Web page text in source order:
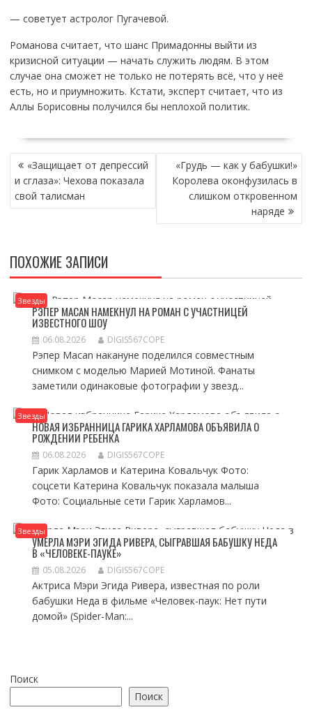
— советует астролог Пугачевой.
Романова считает, что шанс Примадонны выйти из
кризисной ситуации — начать служить людям. В этом
случае она сможет не только не потерять всё, что у неё
есть, но и приумножить. Кстати, эксперт считает, что из
Аллы Борисовны получился бы неплохой политик.
НАВИГАЦИЯ
ПО
ЗАПИСЯМ
«Защищает от депрессий
и сглаза»: Чехова показала
свой талисман
«Грудь — как у бабушки!»
Королева оконфузилась в
слишком откровенном
наряде
ПОХОЖИЕ ЗАПИСИ
Звезды
РЭПЕР MACAN НАМЕКНУЛ НА РОМАН С УЧАСТНИЦЕЙ
ИЗВЕСТНОГО ШОУ
06.08.2026 DIGIS567COPE
Рэпер Macan накануне поделился совместным
снимком с моделью Марией Мотиной. Фанаты
заметили одинаковые фотографии у звезд...
Звезды
НОВАЯ ИЗБРАННИЦА ГАРИКА ХАРЛАМОВА ОБЪЯВИЛА О
РОЖДЕНИИ РЕБЕНКА
06.08.2026 DIGIS567COPE
Гарик Харламов и Катерина Ковальчук Фото:
соцсети Катерина Ковальчук показала малыша
Фото: Социальные сети Гарик Харламов...
Звезды
УМЕРЛА МЭРИ ЭГИДА РИВЕРА, СЫГРАВШАЯ БАБУШКУ НЕДА
В «ЧЕЛОВЕКЕ-ПАУКЕ»
05.08.2026 DIGIS567COPE
Актриса Мэри Эгида Ривера, известная по роли
бабушки Неда в фильме «Человек-паук: Нет пути
домой» (Spider-Man:...
Поиск
Поиск